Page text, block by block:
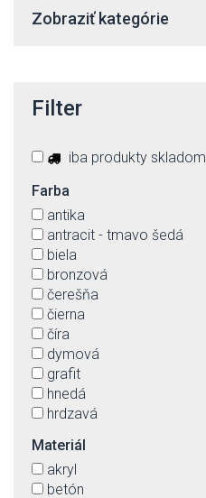
Zobraziť kategórie
Filter
iba produkty skladom
Farba
antika
antracit - tmavo šedá
biela
bronzová
čerešňa
čierna
číra
dymová
grafit
hnedá
hrdzavá
jantár
kartáčovaný hliník
matná
Materiál
akryl
betón